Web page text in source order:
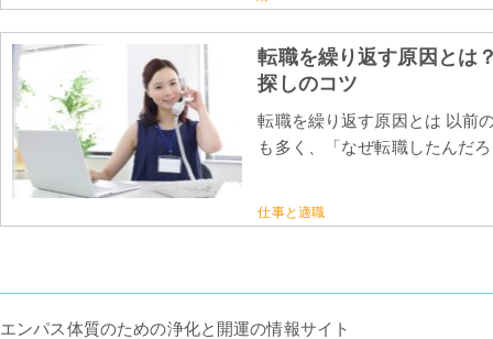
転職を繰り返す原因とは
探しのコツ
転職を繰り返す原因とは 以前
も多く、「なぜ転職したんだ
仕事と適職
エンパス体質のための浄化と開運の情報サイト